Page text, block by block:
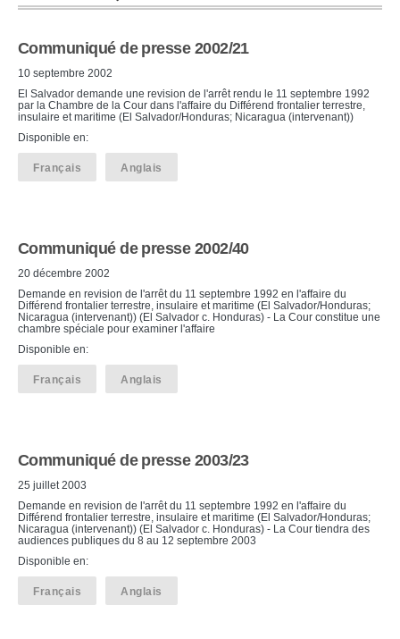
Communiqué de presse 2002/21
10 septembre 2002
El Salvador demande une revision de l'arrêt rendu le 11 septembre 1992
par la Chambre de la Cour dans l'affaire du Différend frontalier terrestre,
insulaire et maritime (El Salvador/Honduras; Nicaragua (intervenant))
Disponible en:
Français Anglais
Communiqué de presse 2002/40
20 décembre 2002
Demande en revision de l'arrêt du 11 septembre 1992 en l'affaire du
Différend frontalier terrestre, insulaire et maritime (El Salvador/Honduras;
Nicaragua (intervenant)) (El Salvador c. Honduras) - La Cour constitue une
chambre spéciale pour examiner l'affaire
Disponible en:
Français Anglais
Communiqué de presse 2003/23
25 juillet 2003
Demande en revision de l'arrêt du 11 septembre 1992 en l'affaire du
Différend frontalier terrestre, insulaire et maritime (El Salvador/Honduras;
Nicaragua (intervenant)) (El Salvador c. Honduras) - La Cour tiendra des
audiences publiques du 8 au 12 septembre 2003
Disponible en:
Français Anglais